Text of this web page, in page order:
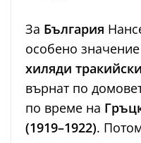
За България
особено
хиляди
върнат по
по време на
(1919–1922).